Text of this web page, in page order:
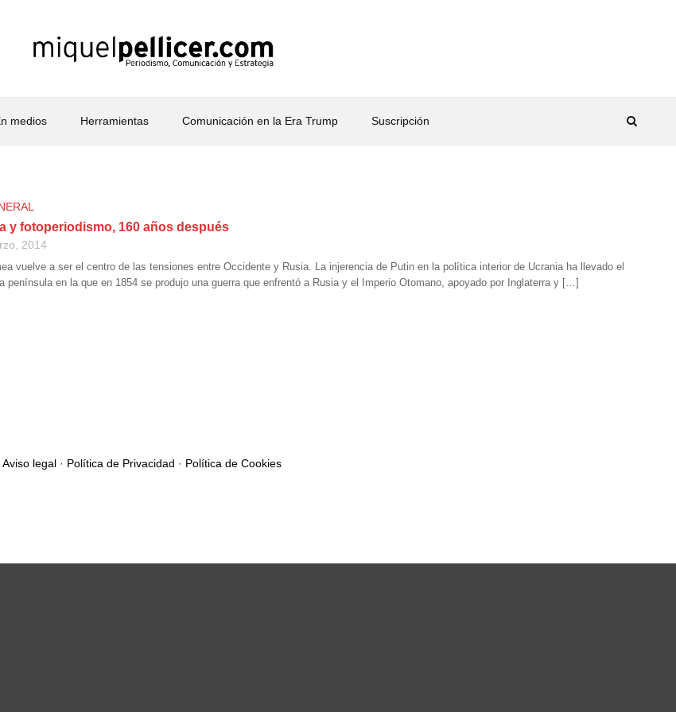
medios Herramientas Comunicación en la Era Trump Suscripción
y fotoperiodismo, 160 años después
2014
vuelve a ser el centro de las tensiones entre Occidente y Rusia. La injerencia de Putin en la política interior de Ucrania ha llevado el
península en la que en 1854 se produjo una guerra que enfrentó a Rusia y el Imperio Otomano, apoyado por Inglaterra y […]
Aviso legal· Política de Privacidad · Política de Cookies